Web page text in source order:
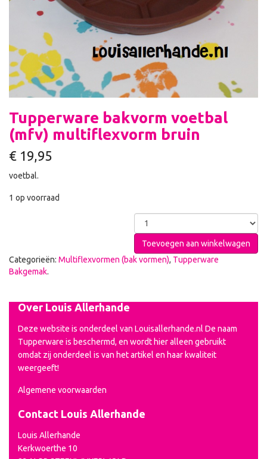
Tupperware bakvorm voetbal
(mfv) multiflexvorm bruin
€ 19,95
voetbal.
1 op voorraad
Toevoegen aan winkelwagen
Categorieën: Multiflexvormen (bak vormen), Tupperware
Bakgemak.
Over Louis Allerhande
Deze website is onderdeel van Louisallerhande.nl De naam
Tupperware is beschermd, en wordt hier alleen gebruikt
omdat zij onderdeel is van het artikel en haar kwaliteit
weergeeft!
Algemene voorwaarden
Contact Louis Allerhande
Louis Allerhande
Kerkwoerthe 10